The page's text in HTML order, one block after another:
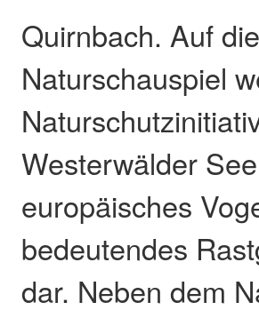
Quirnbach. Auf
Naturschauspiel
Westerwälder
europäisches
bedeutendes
dar. Neben dem